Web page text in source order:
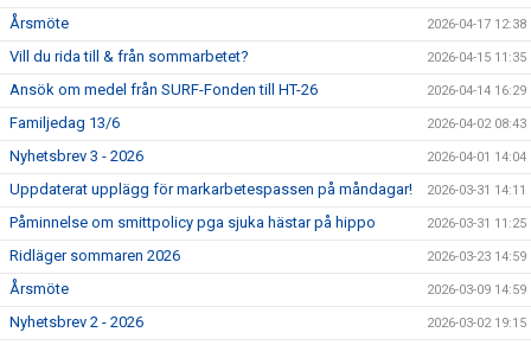
Årsmöte 2026-04-17 12:38
Vill du rida till & från sommarbetet? 2026-04-15 11:35
Ansök om medel från SURF-Fonden till HT-26 2026-04-14 16:29
Familjedag 13/6 2026-04-02 08:43
Nyhetsbrev 3 - 2026 2026-04-01 14:04
Uppdaterat upplägg för markarbetespassen på måndagar! 2026-03-31 14:11
Påminnelse om smittpolicy pga sjuka hästar på hippo 2026-03-31 11:25
Ridläger sommaren 2026 2026-03-23 14:59
Årsmöte 2026-03-09 14:59
Nyhetsbrev 2 - 2026 2026-03-02 19:15